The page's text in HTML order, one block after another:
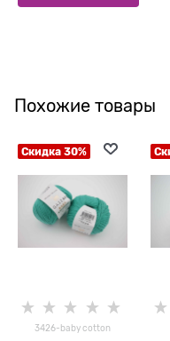
Похожие товары
Скидка 30%
3426-baby cotton